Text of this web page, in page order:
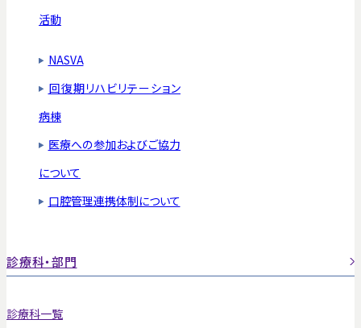
活動
NASVA
回復期リハビリテーション
病棟
医療への参加およびご協力
について
口腔管理連携体制について
診療科・部門
診療科一覧